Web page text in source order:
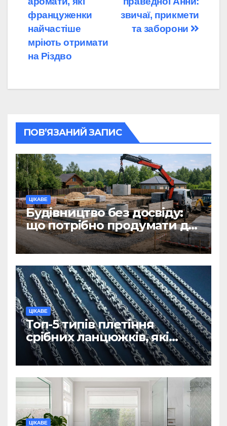
записів
звичаї, прикмети
та заборони
француженки
найчастіше
мріють отримати
на Різдво
ПОВ’ЯЗАНИЙ ЗАПИС
ЦІКАВЕ
Будівництво без досвіду:
що потрібно продумати до
першої доставки на
ділянку
ЦІКАВЕ
Топ-5 типів плетіння
срібних ланцюжків, які
вважаються
найнадійнішими
ЦІКАВЕ